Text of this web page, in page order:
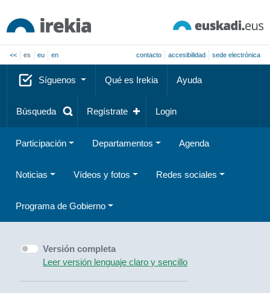
<< es eu en contacto accesibilidad sede electrónica
Síguenos Qué es Irekia Ayuda
Búsqueda Regístrate Login
Participación Departamentos Agenda
Noticias Vídeos y fotos Redes sociales
Programa de Gobierno
Versión completa
Leer versión lenguaje claro y sencillo